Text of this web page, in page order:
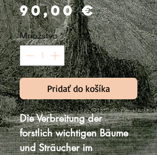
90,00 €Price
Množstvo*
Pridať do košíka
Die Verbreitung der
forstlich wichtigen Bäume
und Sträucher im